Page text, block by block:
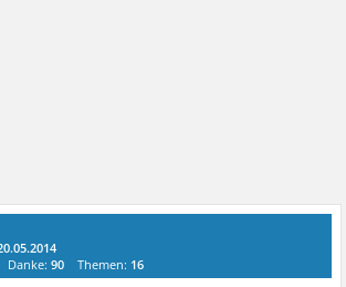
Danke:90 Themen: 16